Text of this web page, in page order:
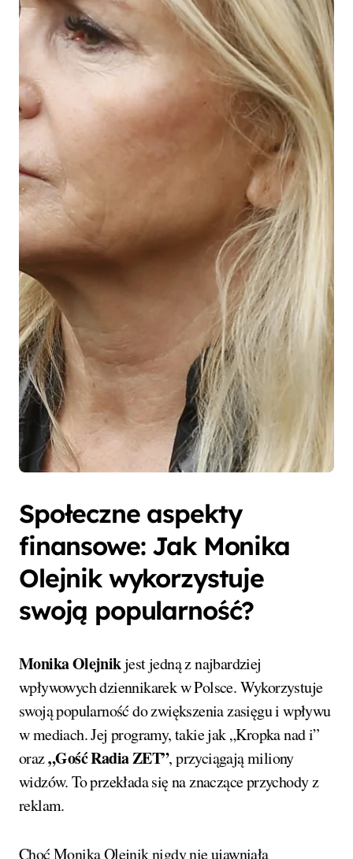
Społeczne aspekty
finansowe: Jak Monika
Olejnik wykorzystuje
swoją popularność?
Monika Olejnikjest jedną z najbardziej
wpływowych dziennikarek w Polsce. Wykorzystuje
swoją popularność do zwiększenia zasięgu i wpływu
w mediach. Jej programy, takie jak „Kropka nad i”
oraz„Gość Radia ZET”, przyciągają miliony
widzów. To przekłada się na znaczące przychody z
reklam.
Choć Monika Olejnik nigdy nie ujawniała